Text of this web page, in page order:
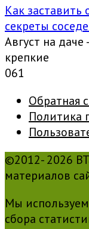
Как заставить
секреты
Август на
крепкие
061
Обратная
Политика
©2012- 2026
материалов
Мы
сбора